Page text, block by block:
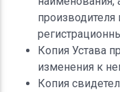
производителя
Копия Устава
изменения к
Копия